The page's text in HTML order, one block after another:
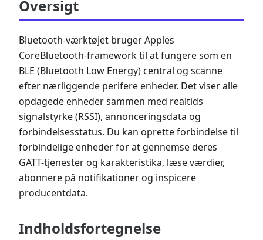
Oversigt
Bluetooth-værktøjet bruger Apples
CoreBluetooth-framework til at fungere som en
BLE (Bluetooth Low Energy) central og scanne
efter nærliggende perifere enheder. Det viser alle
opdagede enheder sammen med realtids
signalstyrke (RSSI), annonceringsdata og
forbindelsesstatus. Du kan oprette forbindelse til
forbindelige enheder for at gennemse deres
GATT-tjenester og karakteristika, læse værdier,
abonnere på notifikationer og inspicere
producentdata.
Indholdsfortegnelse